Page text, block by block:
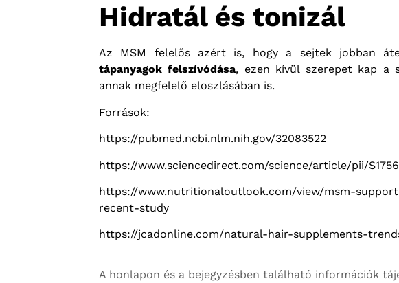
Hidratál és tonizál
Az MSM felelős azért is, hogy a sejtek jobban
tápanyagok felszívódása, ezen kívül szerepet kap a
annak megfelelő eloszlásában is.
Források:
https://pubmed.ncbi.nlm.nih.gov/32083522
https://www.sciencedirect.com/science/article/pii/
https://www.nutritionaloutlook.com/view/msm-
recent-study
https://jcadonline.com/natural-hair-supplements-
A honlapon és a bejegyzésben található információk